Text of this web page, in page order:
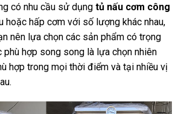
có nhu cầu sử dụng tủ nấu cơm công
hoặc hấp cơm với số lượng khác nhau,
nên lựa chọn các sản phẩm có trọng
hợp song song là lựa chọn nhiên
hợp trong mọi thời điểm và tại nhiều vị